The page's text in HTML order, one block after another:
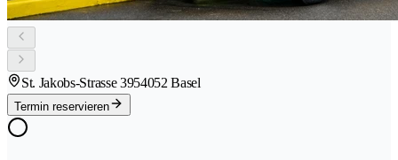
St. Jakobs-Strasse 3954052 Basel
Termin reservieren